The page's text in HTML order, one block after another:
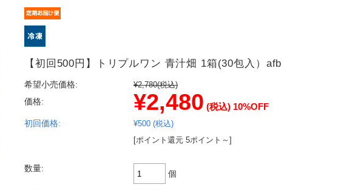
【初回500円】トリプルワン 青汁畑 1箱(30包入）afb
希望小売価格: ¥2,780(税込)
価格:
¥2,480 (税込) 10%OFF
初回価格: ¥500 (税込)
[ポイント還元 5ポイント～]
数量:
個